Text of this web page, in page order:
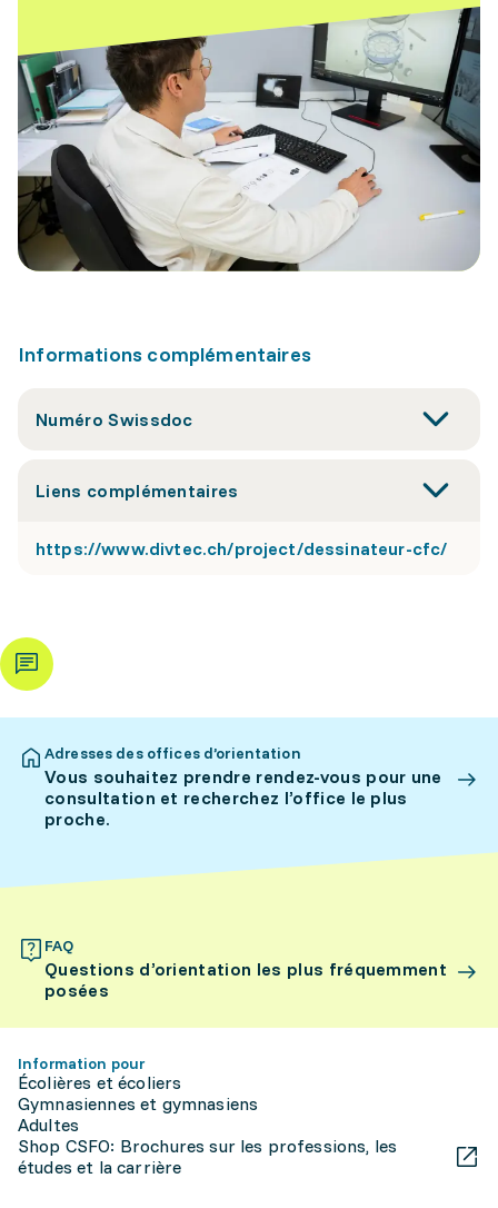
Informations complémentaires
Numéro Swissdoc
Liens complémentaires
https://www.divtec.ch/project/dessinateur-cfc/
Adresses des offices d’orientation
Vous souhaitez prendre rendez-vous pour une
consultation et recherchez l’office le plus
proche.
FAQ
Questions d’orientation les plus fréquemment
posées
Information pour
Écolières et écoliers
Gymnasiennes et gymnasiens
Adultes
Shop CSFO: Brochures sur les professions, les
études et la carrière